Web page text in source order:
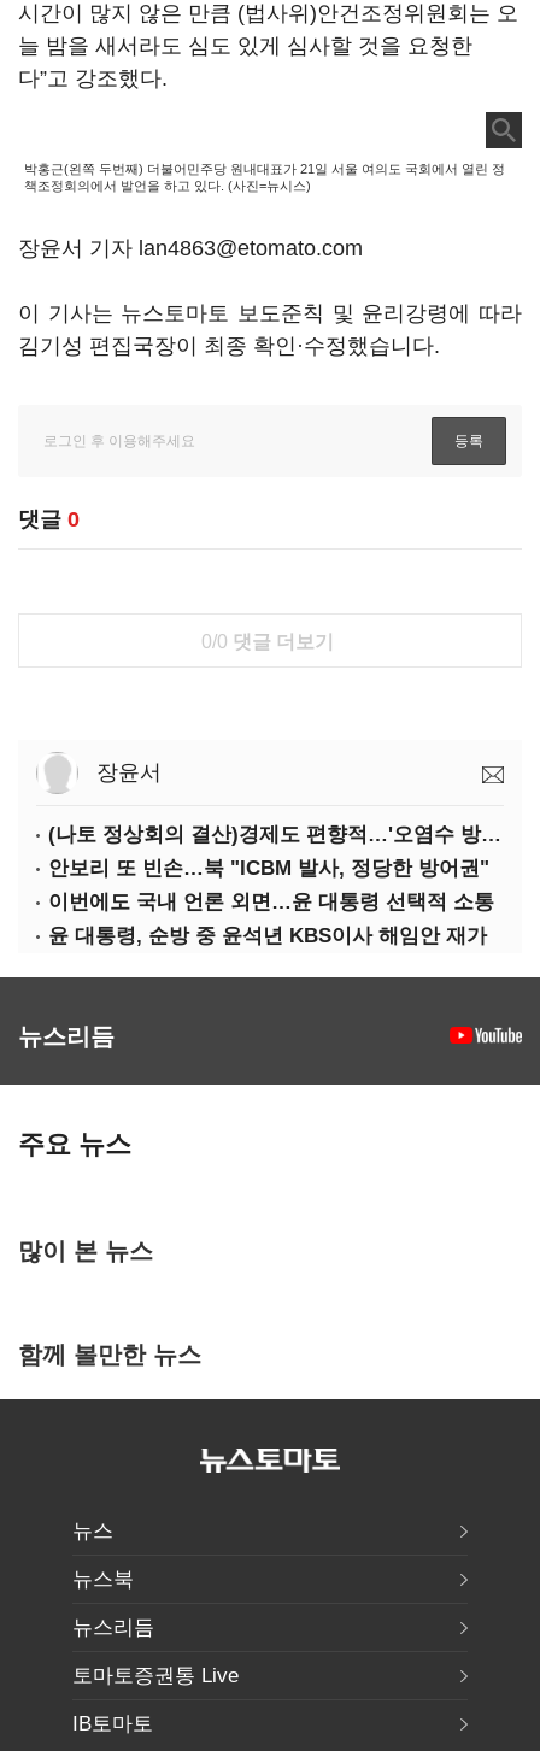
시간이 많지 않은 만큼 (법사위)안건조정위원회는 오
늘 밤을 새서라도 심도 있게 심사할 것을 요청한
다”고 강조했다.
박홍근(왼쪽 두번째) 더불어민주당 원내대표가 21일 서울 여의도 국회에서 열린 정
책조정회의에서 발언을 하고 있다. (사진=뉴시스)
장윤서 기자 lan4863@etomato.com
이 기사는 뉴스토마토 보도준칙 및 윤리강령에 따라
김기성 편집국장이 최종 확인·수정했습니다.
댓글 0
0/0 댓글 더보기
장윤서
(나토 정상회의 결산)경제도 편향적…'오염수 방류'만 용인
안보리 또 빈손…북 "ICBM 발사, 정당한 방어권"
이번에도 국내 언론 외면…윤 대통령 선택적 소통
윤 대통령, 순방 중 윤석년 KBS이사 해임안 재가
뉴스리듬
주요 뉴스
많이 본 뉴스
함께 볼만한 뉴스
뉴스
뉴스북
뉴스리듬
토마토증권통 Live
IB토마토